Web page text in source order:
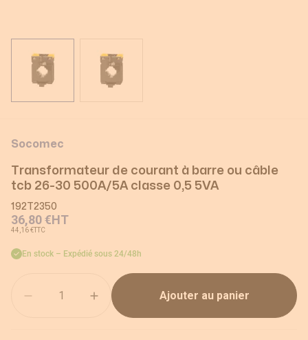
Socomec
Transformateur de courant à barre ou câble
tcb 26-30 500A/5A classe 0,5 5VA
192T2350
36,80 €HT
44,16 €TTC
En stock – Expédié sous 24/48h
Ajouter au panier